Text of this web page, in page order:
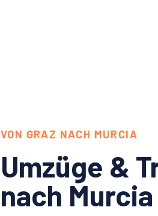
VON GRAZ NACH MURCIA
Umzüge &
nach